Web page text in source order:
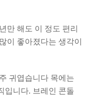
만 해도 이 정도 편리
이 좋아졌다는 생각이
귀엽습니다 목에는
입니다. 브레인 콘돌